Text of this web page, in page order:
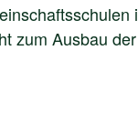
zum Ausbau der